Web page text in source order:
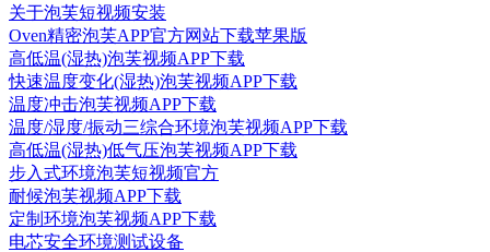
关于泡芙短视频安装
Oven精密泡芙APP官方网站下载苹果版
高低温(湿热)泡芙视频APP下载
快速温度变化(湿热)泡芙视频APP下载
温度冲击泡芙视频APP下载
温度/湿度/振动三综合环境泡芙视频APP下载
高低温(湿热)低气压泡芙视频APP下载
步入式环境泡芙短视频官方
耐候泡芙视频APP下载
定制环境泡芙视频APP下载
电芯安全环境测试设备